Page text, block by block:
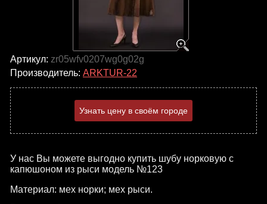
Артикул: zr05wfv0207wg0g02g
Производитель: ARKTUR-22
Узнать цену в своём городе
У нас Вы можете выгодно купить шубу норковую с
капюшоном из рыси модель №123
Материал: мех норки; мех рыси.